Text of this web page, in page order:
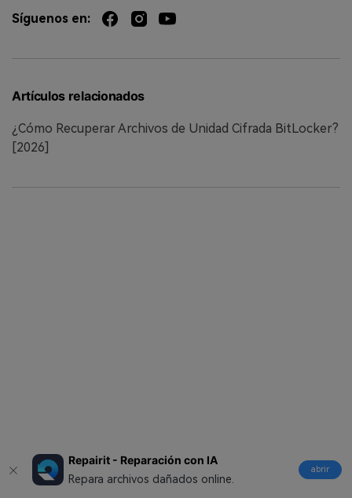
Repairit - Reparación con IA
Repara archivos dañados online.
abrir
Síguenos en:
Artículos relacionados
¿Cómo Recuperar Archivos de Unidad Cifrada BitLocker?
[2026]